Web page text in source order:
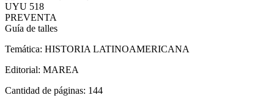
UYU 518
PREVENTA
Guía de talles
Temática: HISTORIA LATINOAMERICANA
Editorial: MAREA
Cantidad de páginas: 144